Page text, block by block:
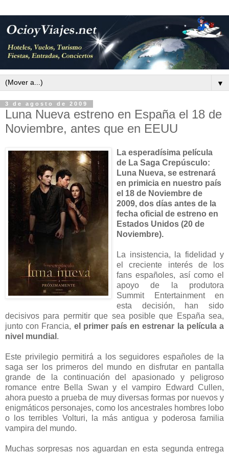
▼
3 de agosto de 2009
Luna Nueva estreno en España el 18 de
Noviembre, antes que en EEUU
La esperadísima película
de La Saga Crepúsculo:
Luna Nueva, se estrenará
en primicia en nuestro país
el 18 de Noviembre de
2009, dos días antes de la
fecha oficial de estreno en
Estados Unidos (20 de
Noviembre).
La insistencia, la fidelidad y
el creciente interés de los
fans españoles, así como el
apoyo de la produtora
Summit Entertainment en
esta decisión, han sido
decisivos para permitir que sea posible que España sea,
junto con Francia, el primer país en estrenar la película a
nivel mundial .
Este privilegio permitirá a los seguidores españoles de la
saga ser los primeros del mundo en disfrutar en pantalla
grande de la continuación del apasionado y peligroso
romance entre Bella Swan y el vampiro Edward Cullen,
ahora puesto a prueba de muy diversas formas por nuevos y
enigmáticos personajes, como los ancestrales hombres lobo
o los terribles Volturi, la más antigua y poderosa familia
vampira del mundo.
Muchas sorpresas nos aguardan en esta segunda entrega